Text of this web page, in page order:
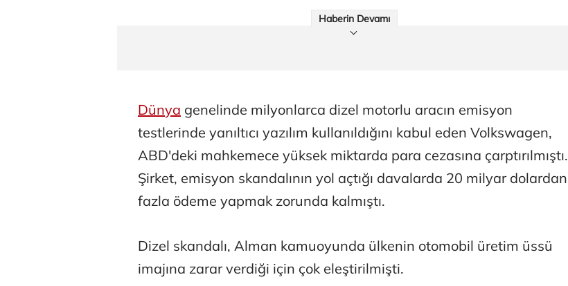
Haberin Devamı
Dünya genelinde milyonlarca dizel motorlu aracın emisyon
testlerinde yanıltıcı yazılım kullanıldığını kabul eden Volkswagen,
ABD'deki mahkemece yüksek miktarda para cezasına çarptırılmıştı.
Şirket, emisyon skandalının yol açtığı davalarda 20 milyar dolardan
fazla ödeme yapmak zorunda kalmıştı.
Dizel skandalı, Alman kamuoyunda ülkenin otomobil üretim üssü
imajına zarar verdiği için çok eleştirilmişti.